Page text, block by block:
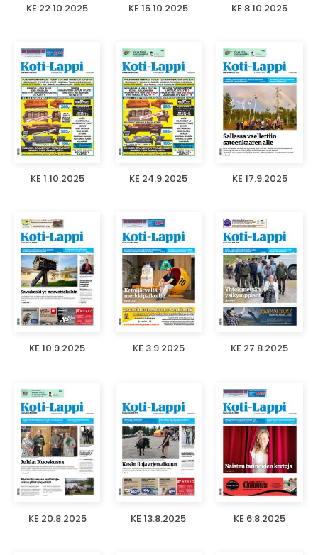
KE 22.10.2025 KE 15.10.2025 KE 8.10.2025
KE 1.10.2025 KE 24.9.2025 KE 17.9.2025
KE 10.9.2025 KE 3.9.2025 KE 27.8.2025
KE 20.8.2025 KE 13.8.2025 KE 6.8.2025